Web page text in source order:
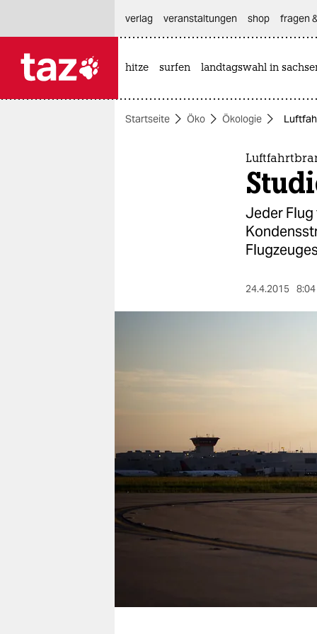
themen
veranstaltungen
shop
fragen & hilfe
unterstützen
genossenschaft
verlag
veranstaltungen shop fragen
hitze surfen landtagswahl in
Startseite Öko Ökologie
Jeder Flug
24.4.2015